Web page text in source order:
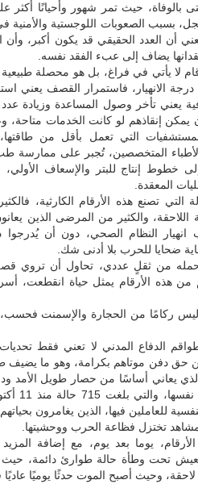
بالوفاة، حيث تمر شهور وأحيانًا
بسبب الصعوبات اللوجستية والأمنية
العدد الحقيقي قد يكون أكبر، وأن
يضاف إلى عبء الفقد نفسه.
لا يأتي في فراغ، بل هو محصلة
درجة الانهيار، فاستمرار القصف يعني
يعني تأخر وصول المساعدة وزيادة
يمكن إنقاذهم لو كانت الخدمات
التي تعمل بأقل من طاقتها،
المتخصصين، تُجبر على ممارسة
خطوط إنتاج للبتر والإسعاف الأولي،
المعقدة.
تصنع هذه الأرقام الكارثية،
اللاحقة، والكثير من المرضى الذين
النظام الصحي، دون أن يُدرجوا
ضحايا للحرب بلا أدنى شك.
من ثقلٍ عددي، تحاول أن تروي قصةً
من هذه الأرقام يمثل حياة انقطعت،
ليس ركامًا من الحجارة والإسمنت
الدفاع المدني لا تعني فقط تحديات
من حق دفن موتاهم بكرامة، وهو ما
يعاني أساسًا من حصار طويل الأمد
كما أن
للعاملين فيها، الذين يغامرون
تختزل فظاعة الحرب ووحشيتها.
يوما بعد يوم، مع إضافة
يعيش تحت وطأة حالة طوارئ دائمة،
وحيث أصبح الموت حدثًا يوميًا